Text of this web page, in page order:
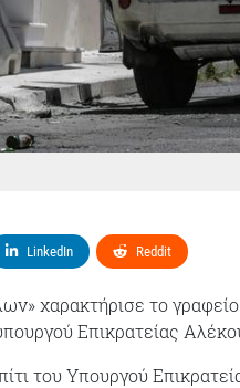
LinkedIn Reddit
χαρακτήρισε το
Επικρατείας
του Υπουργού